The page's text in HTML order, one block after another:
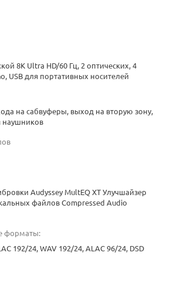
8K Ultra HD/60 Гц, 2 оптических, 4
USB для портативных носителей
на сабвуферы, выход на вторую зону,
наушников
Audyssey MultEQ XT Улучшайзер
файлов Compressed Audio
форматы:
192/24, WAV 192/24, ALAC 96/24, DSD